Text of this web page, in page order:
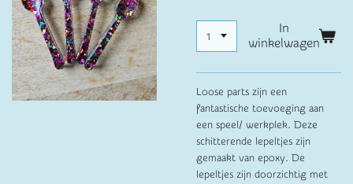
In
winkelwagen
Loose parts zijn een
fantastische toevoeging aan
een speel/ werkplek. Deze
schitterende lepeltjes zijn
gemaakt van epoxy. De
lepeltjes zijn doorzichtig met